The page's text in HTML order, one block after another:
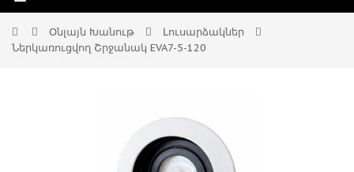
Օնլայն Խանութ
Լուսարձակներ
Ներկառուցվող Շրջանակ EVA7-5-120